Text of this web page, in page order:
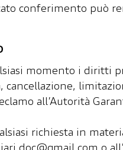
conferimento può
momento i diritti
cancellazione,
all’Autorità
richiesta in